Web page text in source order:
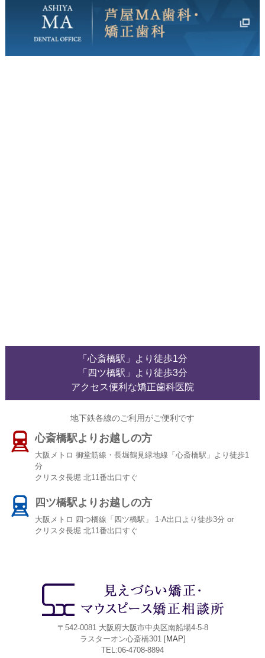
「心斎橋駅」より徒歩1分
「四ツ橋駅」より徒歩3分
アクセス便利な矯正歯科医院
地下鉄各線のご利用がご便利です
心斎橋駅よりお越しの方
大阪メトロ 御堂筋線・長堀鶴見緑地線「心斎橋駅」より徒歩1
分
クリスタ長堀 北11番出口すぐ
四ツ橋駅よりお越しの方
大阪メトロ 四つ橋線「四ツ橋駅」 1-A出口より徒歩3分 or
クリスタ長堀 北11番出口すぐ
〒542-0081 大阪府大阪市中央区南船場4-5-8
ラスターオン心斎橋301 [MAP]
TEL:06-4708-8894